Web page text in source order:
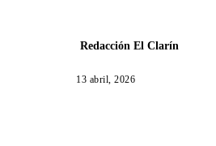
Redacción El Clarín
13 abril, 2026